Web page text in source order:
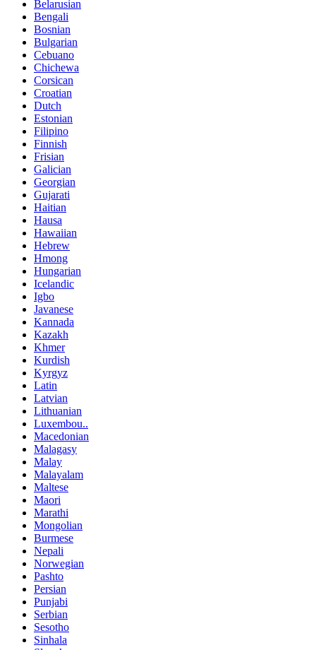
Belarusian
Bengali
Bosnian
Bulgarian
Cebuano
Chichewa
Corsican
Croatian
Dutch
Estonian
Filipino
Finnish
Frisian
Galician
Georgian
Gujarati
Haitian
Hausa
Hawaiian
Hebrew
Hmong
Hungarian
Icelandic
Igbo
Javanese
Kannada
Kazakh
Khmer
Kurdish
Kyrgyz
Latin
Latvian
Lithuanian
Luxembou..
Macedonian
Malagasy
Malay
Malayalam
Maltese
Maori
Marathi
Mongolian
Burmese
Nepali
Norwegian
Pashto
Persian
Punjabi
Serbian
Sesotho
Sinhala